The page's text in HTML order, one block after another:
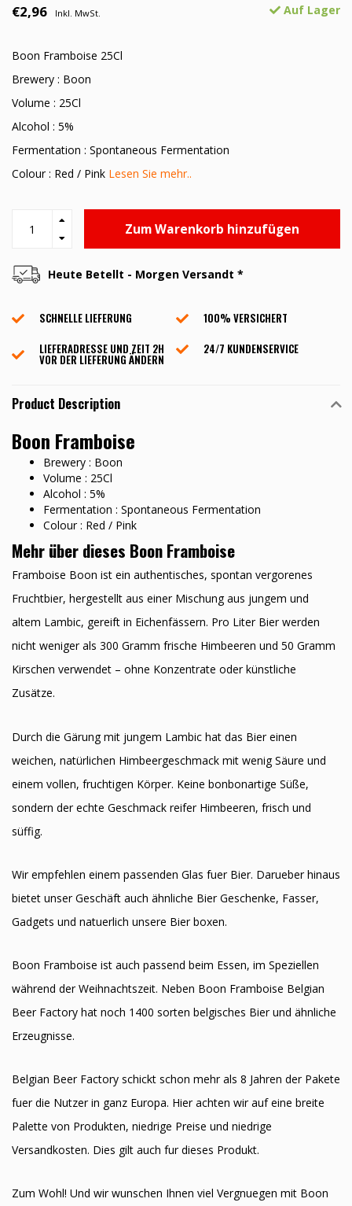
€2,96 Inkl. MwSt. Auf Lager
Boon Framboise 25Cl
Brewery : Boon
Volume : 25Cl
Alcohol : 5%
Fermentation : Spontaneous Fermentation
Colour : Red / Pink Lesen Sie mehr..
Zum Warenkorb hinzufügen
Heute Betellt - Morgen Versandt *
SCHNELLE LIEFERUNG
100% VERSICHERT
LIEFERADRESSE UND ZEIT 2H
VOR DER LIEFERUNG ÄNDERN
24/7 KUNDENSERVICE
Product Description
Boon Framboise
Brewery : Boon
Volume : 25Cl
Alcohol : 5%
Fermentation : Spontaneous Fermentation
Colour : Red / Pink
Mehr über dieses Boon Framboise
Framboise Boon ist ein authentisches, spontan vergorenes
Fruchtbier, hergestellt aus einer Mischung aus jungem und
altem Lambic, gereift in Eichenfässern. Pro Liter Bier werden
nicht weniger als 300 Gramm frische Himbeeren und 50 Gramm
Kirschen verwendet – ohne Konzentrate oder künstliche
Zusätze.
Durch die Gärung mit jungem Lambic hat das Bier einen
weichen, natürlichen Himbeergeschmack mit wenig Säure und
einem vollen, fruchtigen Körper. Keine bonbonartige Süße,
sondern der echte Geschmack reifer Himbeeren, frisch und
süffig.
Wir empfehlen einem passenden Glas fuer Bier. Darueber hinaus
bietet unser Geschäft auch ähnliche Bier Geschenke, Fasser,
Gadgets und natuerlich unsere Bier boxen.
Boon Framboise ist auch passend beim Essen, im Speziellen
während der Weihnachtszeit. Neben Boon Framboise Belgian
Beer Factory hat noch 1400 sorten belgisches Bier und ähnliche
Erzeugnisse.
Belgian Beer Factory schickt schon mehr als 8 Jahren der Pakete
fuer die Nutzer in ganz Europa. Hier achten wir auf eine breite
Palette von Produkten, niedrige Preise und niedrige
Versandkosten. Dies gilt auch fur dieses Produkt.
Zum Wohl! Und wir wunschen Ihnen viel Vergnuegen mit Boon